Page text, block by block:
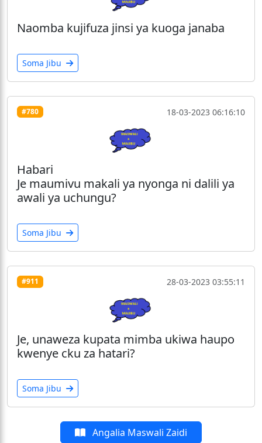
Naomba kujifuza jinsi ya kuoga janaba
Soma Jibu
#780 18-03-2023 06:16:10
Habari
Je maumivu makali ya nyonga ni dalili ya
awali ya uchungu?
Soma Jibu
#911 28-03-2023 03:55:11
Je, unaweza kupata mimba ukiwa haupo
kwenye cku za hatari?
Soma Jibu
Angalia Maswali Zaidi